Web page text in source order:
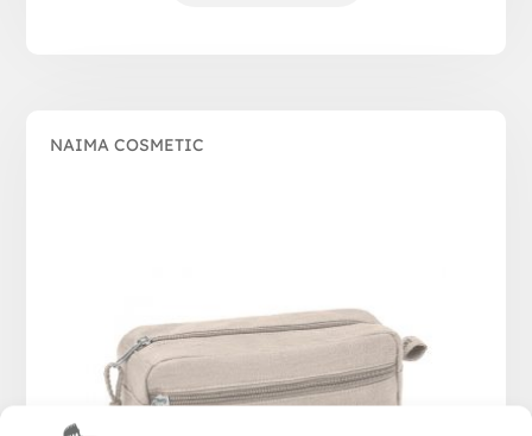
NAIMA COSMETIC